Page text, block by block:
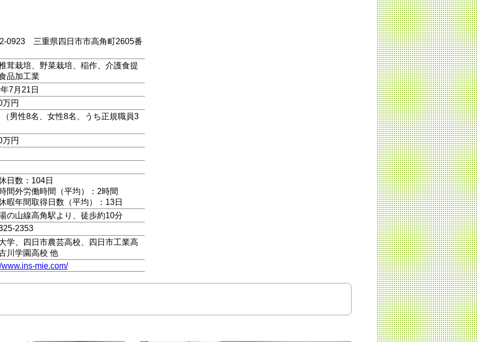
0923 三重県四日市市高角町2605番
茸栽培、野菜栽培、稲作、介護食提
品加工業
7月21日
万円
（男性8名、女性8名、うち正規職員3
万円
日数：104日
間外労働時間（平均）：2時間
暇年間取得日数（平均）：13日
の山線高角駅より、徒歩約10分
2353
学、四日市農芸高校、四日市工業高
川学園高校 他
www.ins-mie.com/